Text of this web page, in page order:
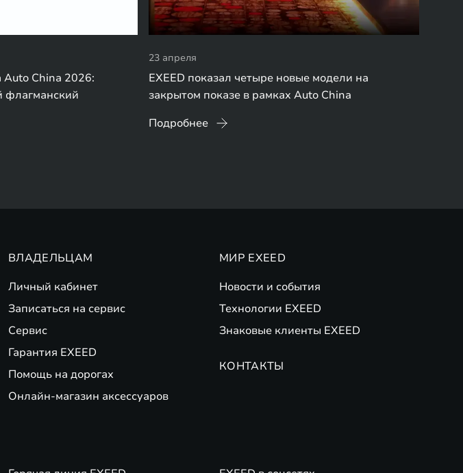
China 2026:
флагманский
23 апреля
EXEED показал четыре новые модели на
закрытом показе в рамках Auto China
Подробнее
ВЛАДЕЛЬЦАМ
Личный кабинет
Записаться на сервис
Сервис
Гарантия EXEED
Помощь на дорогах
Онлайн-магазин аксессуаров
МИР EXEED
Новости и события
Технологии EXEED
Знаковые клиенты EXEED
КОНТАКТЫ